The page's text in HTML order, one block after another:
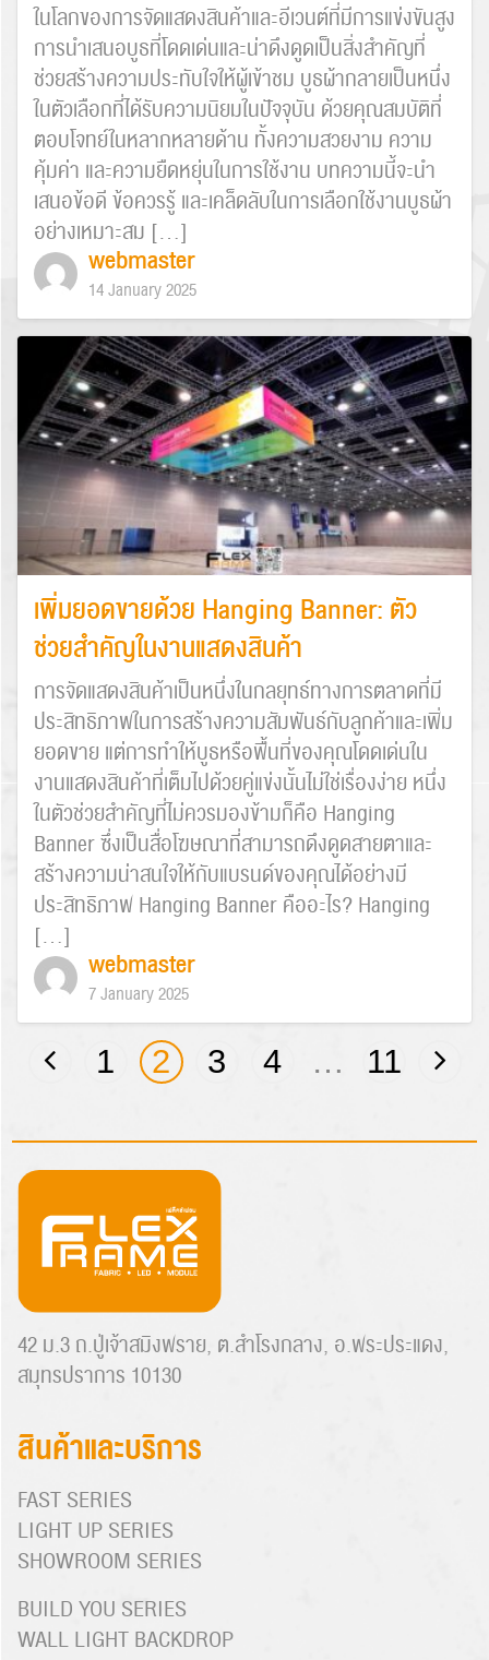
ในโลกของการจัดแสดงสินค้าและอีเวนต์ที่มีการแข่งขันสูง
การนำเสนอบูธที่โดดเด่นและน่าดึงดูดเป็นสิ่งสำคัญที่
ช่วยสร้างความประทับใจให้ผู้เข้าชม บูธผ้ากลายเป็นหนึ่ง
ในตัวเลือกที่ได้รับความนิยมในปัจจุบัน ด้วยคุณสมบัติที่
ตอบโจทย์ในหลากหลายด้าน ทั้งความสวยงาม ความ
คุ้มค่า และความยืดหยุ่นในการใช้งาน บทความนี้จะนำ
เสนอข้อดี ข้อควรรู้ และเคล็ดลับในการเลือกใช้งานบูธผ้า
อย่างเหมาะสม […]
webmaster
14 January 2025
เพิ่มยอดขายด้วย Hanging Banner: ตัว
ช่วยสำคัญในงานแสดงสินค้า
การจัดแสดงสินค้าเป็นหนึ่งในกลยุทธ์ทางการตลาดที่มี
ประสิทธิภาพในการสร้างความสัมพันธ์กับลูกค้าและเพิ่ม
ยอดขาย แต่การทำให้บูธหรือพื้นที่ของคุณโดดเด่นใน
งานแสดงสินค้าที่เต็มไปด้วยคู่แข่งนั้นไม่ใช่เรื่องง่าย หนึ่ง
ในตัวช่วยสำคัญที่ไม่ควรมองข้ามก็คือ Hanging
Banner ซึ่งเป็นสื่อโฆษณาที่สามารถดึงดูดสายตาและ
สร้างความน่าสนใจให้กับแบรนด์ของคุณได้อย่างมี
ประสิทธิภาพ Hanging Banner คืออะไร? Hanging
[…]
webmaster
7 January 2025
1 2 3 4 … 11
42 ม.3 ถ.ปู่เจ้าสมิงพราย, ต.สำโรงกลาง, อ.พระประแดง,
สมุทรปราการ 10130
สินค้าและบริการ
FAST SERIES
LIGHT UP SERIES
SHOWROOM SERIES
BUILD YOU SERIES
WALL LIGHT BACKDROP